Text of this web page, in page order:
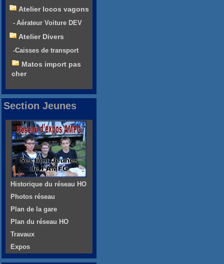
Atelier locos vagons
- Aérateur Voiture DEV
Atelier Divers
-Caisses de transport
Matos import pas
cher
Section Jeunes
Historique du réseau HO
Photos réseau
Plan de la gare
Plan du réseau HO
Travaux
Expos